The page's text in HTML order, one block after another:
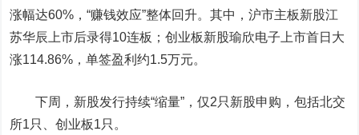
涨幅达60%，“赚钱效应”整体回升。其中，沪市主板新股江
苏华辰 上市后录得10连板；创业板新股瑜欣电子 上市首日大
涨114.86%，单签盈利约1.5万元。
下周，新股发行持续“缩量”，仅2只新股申购，包括北交
所1只、创业板1只。